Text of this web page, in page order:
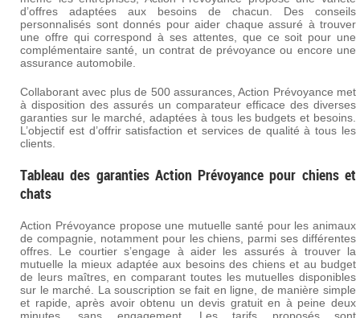
d’offres adaptées aux besoins de chacun. Des conseils
personnalisés sont donnés pour aider chaque assuré à trouver
une offre qui correspond à ses attentes, que ce soit pour une
complémentaire santé, un contrat de prévoyance ou encore une
assurance automobile.
Collaborant avec plus de 500 assurances, Action Prévoyance met
à disposition des assurés un comparateur efficace des diverses
garanties sur le marché, adaptées à tous les budgets et besoins.
L’objectif est d’offrir satisfaction et services de qualité à tous les
clients.
Tableau des garanties Action Prévoyance pour chiens et
chats
Action Prévoyance propose une mutuelle santé pour les animaux
de compagnie, notamment pour les chiens, parmi ses différentes
offres. Le courtier s’engage à aider les assurés à trouver la
mutuelle la mieux adaptée aux besoins des chiens et au budget
de leurs maîtres, en comparant toutes les mutuelles disponibles
sur le marché. La souscription se fait en ligne, de manière simple
et rapide, après avoir obtenu un devis gratuit en à peine deux